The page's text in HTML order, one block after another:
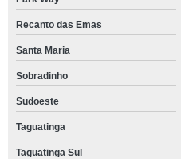
Recanto das Emas
Santa Maria
Sobradinho
Sudoeste
Taguatinga
Taguatinga Sul